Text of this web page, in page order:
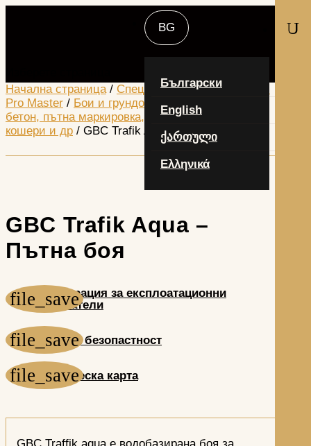
Български
English
ქართული
Ελληνικά
U
Начална страница/ Специализирани продукти -
Pro Master / Бои и грундове за метал, дърво,
бетон, пътна маркировка, керемиди, пчелни
кошери и др / GBC Trafik Aqua – Пътна боя
GBC Trafik Aqua –
Пътна боя
Декларация за експлоатационни
показатели
Лист за безопастност
Техническа карта